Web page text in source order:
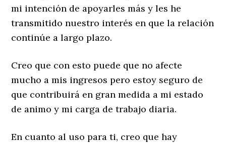
mi intención de apoyarles más y les he
transmitido nuestro interés en que la relación
continúe a largo plazo.
Creo que con esto puede que no afecte
mucho a mis ingresos pero estoy seguro de
que contribuirá en gran medida a mi estado
de animo y mi carga de trabajo diaria.
En cuanto al uso para ti, creo que hay